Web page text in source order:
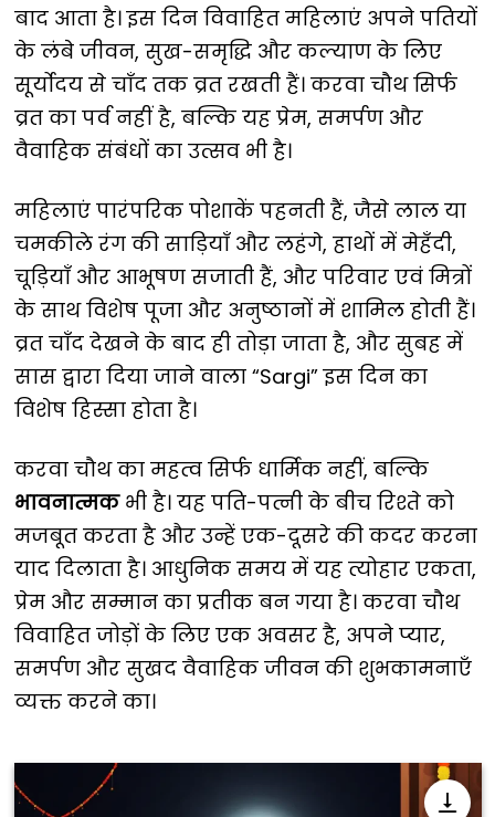
बाद आता है। इस दिन विवाहित महिलाएं अपने पतियों
के लंबे जीवन, सुख-समृद्धि और कल्याण के लिए
सूर्योदय से चाँद तक व्रत रखती हैं। करवा चौथ सिर्फ
व्रत का पर्व नहीं है, बल्कि यह प्रेम, समर्पण और
वैवाहिक संबंधों का उत्सव भी है।
महिलाएं पारंपरिक पोशाकें पहनती हैं, जैसे लाल या
चमकीले रंग की साड़ियाँ और लहंगे, हाथों में मेहँदी,
चूड़ियाँ और आभूषण सजाती हैं, और परिवार एवं मित्रों
के साथ विशेष पूजा और अनुष्ठानों में शामिल होती हैं।
व्रत चाँद देखने के बाद ही तोड़ा जाता है, और सुबह में
सास द्वारा दिया जाने वाला “Sargi” इस दिन का
विशेष हिस्सा होता है।
करवा चौथ का महत्व सिर्फ धार्मिक नहीं, बल्कि
भावनात्मकभी है। यह पति-पत्नी के बीच रिश्ते को
मजबूत करता है और उन्हें एक-दूसरे की कदर करना
याद दिलाता है। आधुनिक समय में यह त्योहार एकता,
प्रेम और सम्मान का प्रतीक बन गया है। करवा चौथ
विवाहित जोड़ों के लिए एक अवसर है, अपने प्यार,
समर्पण और सुखद वैवाहिक जीवन की शुभकामनाएँ
व्यक्त करने का।